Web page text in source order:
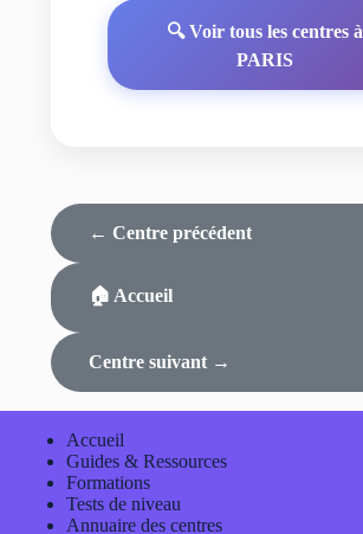
🔍 Voir tous les centres à
PARIS
← Centre précédent
🏠 Accueil
Centre suivant →
Accueil
Guides & Ressources
Formations
Tests de niveau
Annuaire des centres